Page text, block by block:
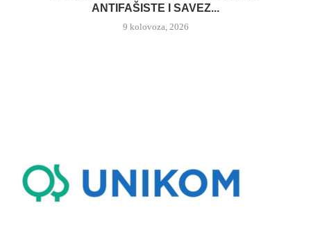
ANTIFAŠISTE I SAVEZ...
9 kolovoza, 2026